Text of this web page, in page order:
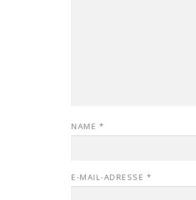
NAME *
E-MAIL-ADRESSE *